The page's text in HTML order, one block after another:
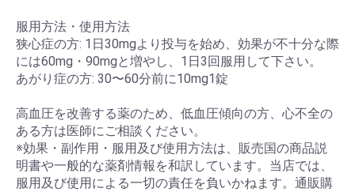
服用方法・使用方法
狭心症の方: 1日30mgより投与を始め、効果が不十分な際
には60mg・90mgと増やし、1日3回服用して下さい。
あがり症の方: 30〜60分前に10mg1錠
高血圧を改善する薬のため、低血圧傾向の方、心不全の
ある方は医師にご相談ください。
※効果・副作用・服用及び使用方法は、販売国の商品説
明書や一般的な薬剤情報を和訳しています。当店では、
服用及び使用による一切の責任を負いかねます。通販購